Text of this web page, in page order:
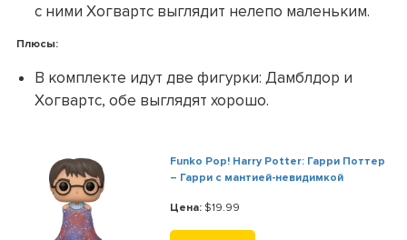
с ними Хогвартс выглядит нелепо маленьким.
Плюсы:
В комплекте идут две фигурки: Дамблдор и
Хогвартс, обе выглядят хорошо.
Funko Pop! Harry Potter: Гарри Поттер
– Гарри с мантией-невидимкой
Цена: $19.99